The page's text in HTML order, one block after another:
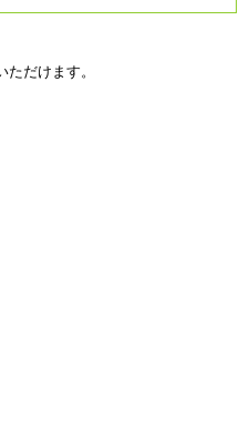
だけます。